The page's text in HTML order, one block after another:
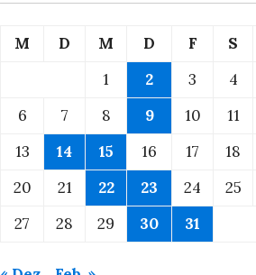
M D M D F S
1
2 3 4
6
7 8 9 10 11
13
14 15 16 17 18
20
21 22 23 24 25
27
28 29 30 31